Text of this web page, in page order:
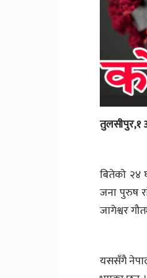
तुलसीपुर,१
बितेको २४
जना पुरुष
जागेश्वर
यससँगै